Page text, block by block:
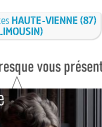
HAUTE-VIENNE (87)